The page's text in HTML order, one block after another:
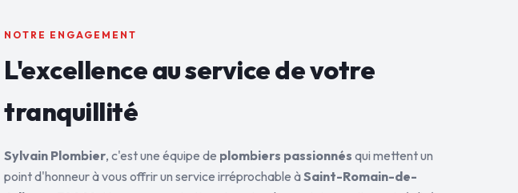
NOTRE ENGAGEMENT
L'excellence au service devotre
tranquillité
Sylvain Plombier, c'est une équipe de plombiers passionnés qui mettent un
point d'honneur à vous offrir un service irréprochable àSaint-Romain-de-